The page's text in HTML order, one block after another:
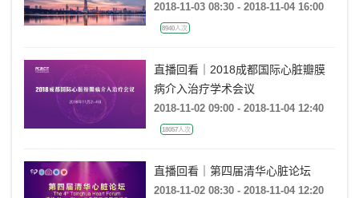
2018-11-03 08:30 - 2018-11-04 16:00
8940人次
直播回看｜2018成都国际心脏瓣膜
病介入治疗学术会议
2018-11-02 09:00 - 2018-11-04 12:40
18057人次
直播回看｜第四届清华心脏论坛
2018-11-02 08:30 - 2018-11-04 12:20